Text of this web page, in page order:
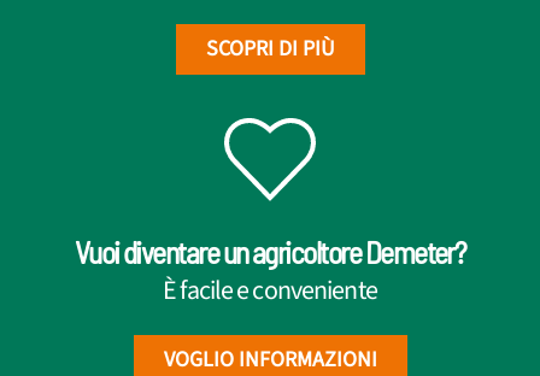
SCOPRI DI PIÙ
Vuoi diventare un agricoltore Demeter?
È facile e conveniente
VOGLIO INFORMAZIONI